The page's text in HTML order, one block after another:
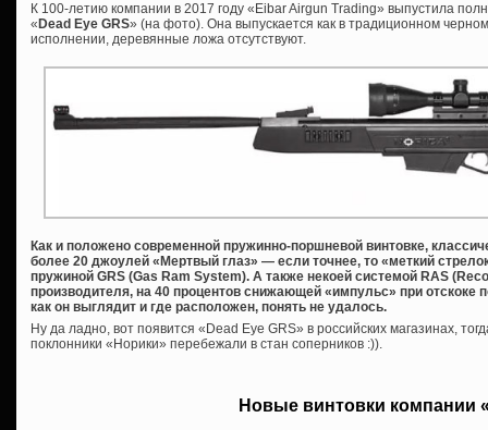
К 100-летию компании в 2017 году «Eibar Airgun Trading» выпустила
« Dead Eye GRS» (на фото). Она выпускается как в традиционном
исполнении, деревянные ложа отсутствуют.
Как и положено современной пружинно-поршневой винтовке,
более 20 джоулей «Мертвый глаз» — если точнее, то «меткий
пружиной GRS (Gas Ram System). А также некоей системой RAS
производителя, на 40 процентов снижающей «импульс» при
как он выглядит и где расположен, понять не удалось.
Ну да ладно, вот появится «Dead Eye GRS» в российских магазинах,
поклонники «Норики» перебежали в стан соперников :)).
Новые винтовки компании